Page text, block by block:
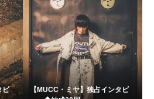
ビ
【MUCC・ミヤ】独占インタビ